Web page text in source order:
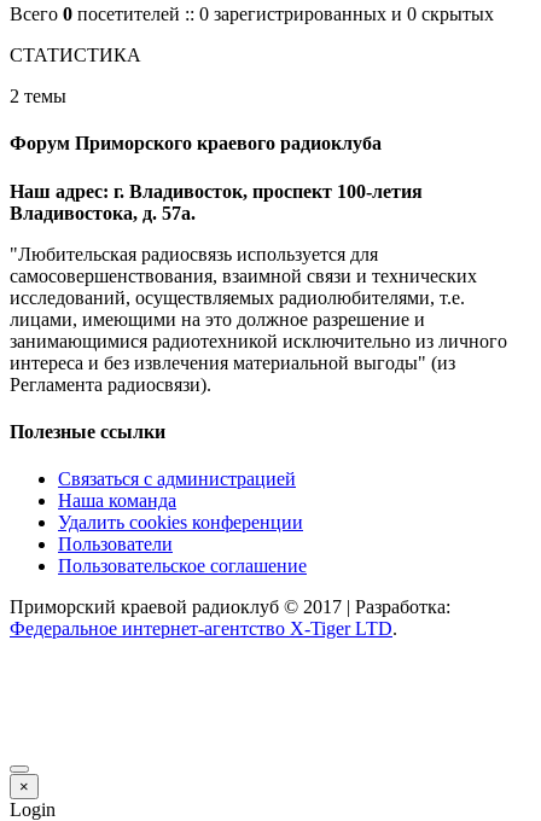
Всего 0 посетителей :: 0 зарегистрированных и 0 скрытых
СТАТИСТИКА
2 темы
Форум Приморского краевого радиоклуба
Наш адрес: г. Владивосток, проспект 100-летия
Владивостока, д. 57а.
"Любительская радиосвязь используется для
самосовершенствования, взаимной связи и технических
исследований, осуществляемых радиолюбителями, т.е.
лицами, имеющими на это должное разрешение и
занимающимися радиотехникой исключительно из личного
интереса и без извлечения материальной выгоды" (из
Регламента радиосвязи).
Полезные ссылки
Связаться с администрацией
Наша команда
Удалить cookies конференции
Пользователи
Пользовательское соглашение
Приморский краевой радиоклуб © 2017 | Разработка:
Федеральное интернет-агентство X-Tiger LTD.
×
Login